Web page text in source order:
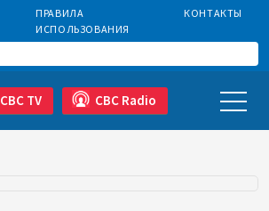
ПРАВИЛА
ИСПОЛЬЗОВАНИЯ
КОНТАКТЫ
CBC TV CBC Radio